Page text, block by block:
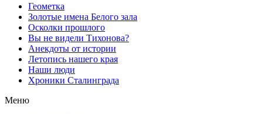
Геометка
Золотые имена Белого зала
Осколки прошлого
Вы не видели Тихонова?
Анекдоты от истории
Летопись нашего края
Наши люди
Хроники Сталинграда
Меню